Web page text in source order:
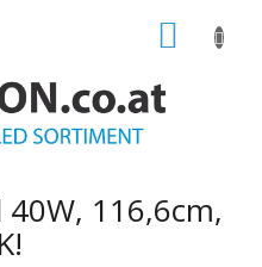
116,6cm,